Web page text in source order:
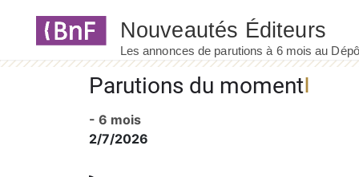
Parutions du moment
- 6 mois
2/7/2026